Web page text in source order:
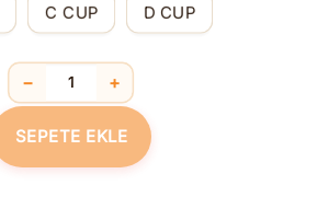
C CUP D CUP
Balenli Desteksiz Dolgusuz
− +
SEPETE EKLE